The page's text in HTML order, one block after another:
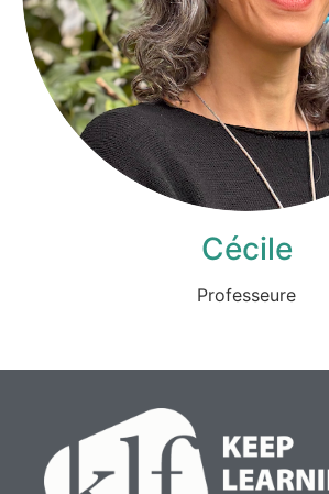
Cécile
Professeure